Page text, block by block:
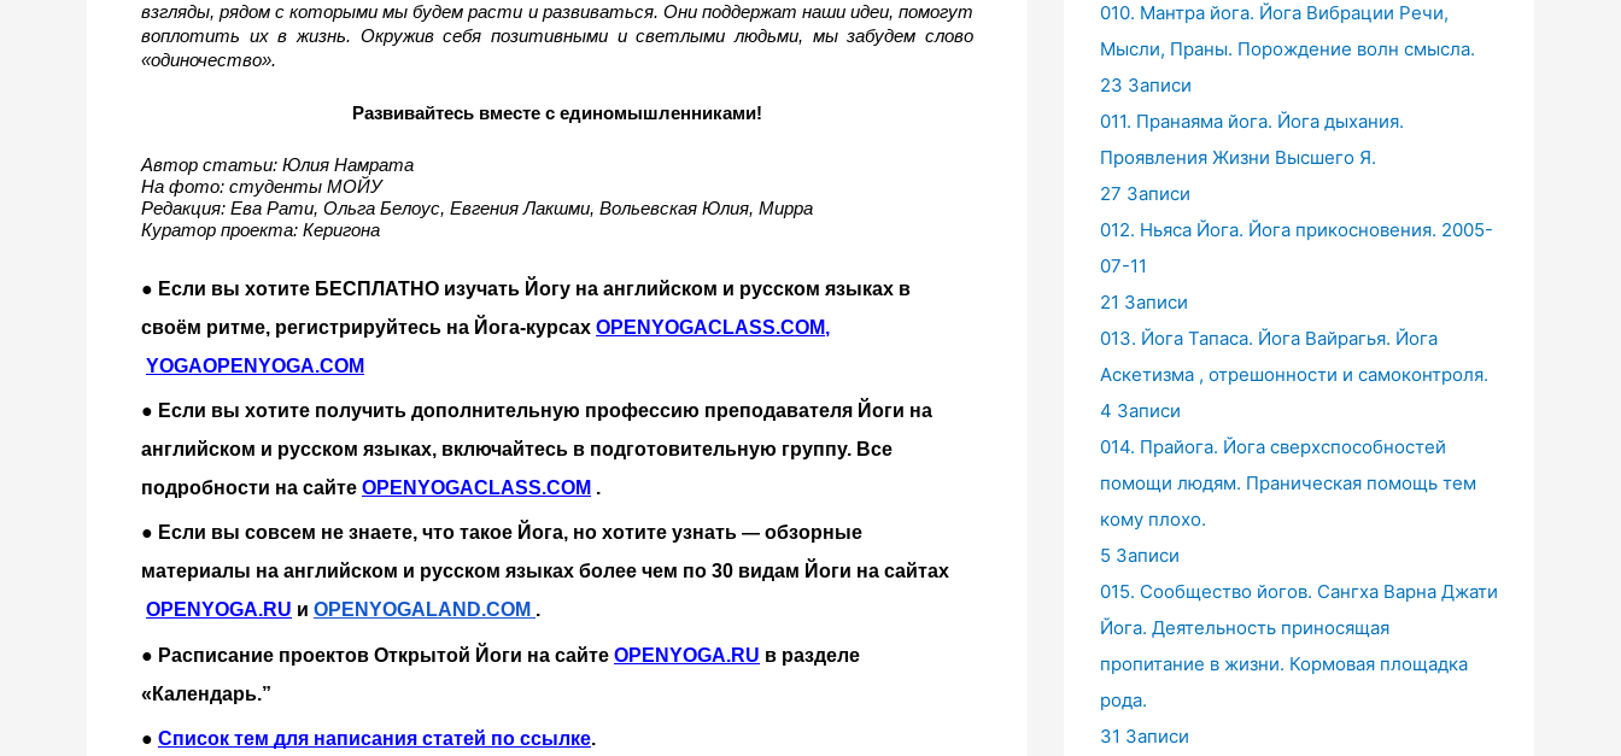
взгляды, рядом с которыми мы будем расти и развиваться. Они поддержат наши идеи, помогут
воплотить их в жизнь. Окружив себя позитивными и светлыми людьми, мы забудем слово
«одиночество».
Развивайтесь вместе с единомышленниками!
Автор статьи: Юлия Намрата
На фото: студенты МОЙУ
Редакция: Ева Рати, Ольга Белоус, Евгения Лакшми, Вольевская Юлия, Мирра
Куратор проекта: Керигона
● Если вы хотите БЕСПЛАТНО изучать Йогу на английском и русском языках в
своём ритме, регистрируйтесь на Йога-курсах OPENYOGACLASS.COM,
YOGAOPENYOGA.COM
● Если вы хотите получить дополнительную профессию преподавателя Йоги на
английском и русском языках, включайтесь в подготовительную группу. Все
подробности на сайте OPENYOGACLASS.COM .
● Если вы совсем не знаете, что такое Йога, но хотите узнать — обзорные
материалы на английском и русском языках более чем по 30 видам Йоги на сайтах
OPENYOGA.RU и OPENYOGALAND.COM .
● Расписание проектов Открытой Йоги на сайте OPENYOGA.RU в разделе
«Календарь.”
● Список тем для написания статей по ссылке.
010. Мантра йога. Йога Вибрации Речи,
Мысли, Праны. Порождение волн смысла.
23 Записи
011. Пранаяма йога. Йога дыхания.
Проявления Жизни Высшего Я.
27 Записи
012. Ньяса Йога. Йога прикосновения. 2005-
07-11
21 Записи
013. Йога Тапаса. Йога Вайрагья. Йога
Аскетизма , отрешонности и самоконтроля.
4 Записи
014. Прайога. Йога сверхспособностей
помощи людям. Праническая помощь тем
кому плохо.
5 Записи
015. Сообщество йогов. Сангха Варна Джати
Йога. Деятельность приносящая
пропитание в жизни. Кормовая площадка
рода.
31 Записи